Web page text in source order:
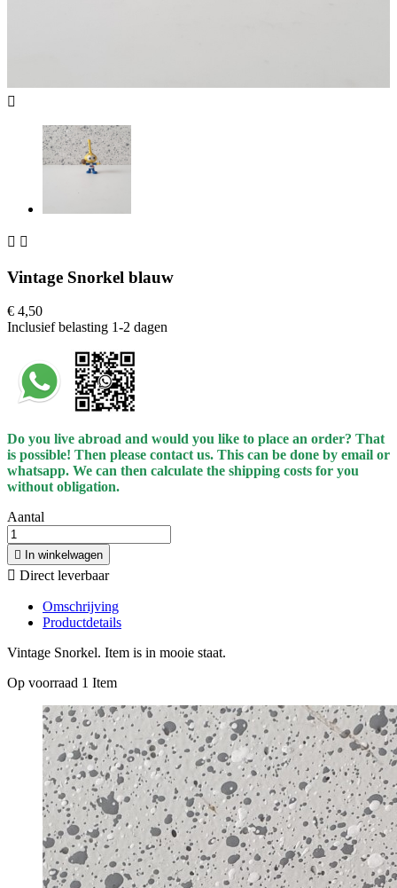

 
Vintage Snorkel blauw
€ 4,50
Inclusief belasting 1-2 dagen
Do you live abroad and would you like to place an order? That
is possible! Then please contact us. This can be done by email or
whatsapp. We can then calculate the shipping costs for you
without obligation.
Aantal
 In winkelwagen
 Direct leverbaar
Omschrijving
Productdetails
Vintage Snorkel. Item is in mooie staat.
Op voorraad 1 Item